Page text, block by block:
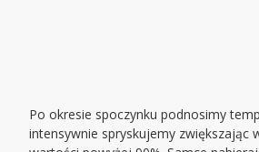
Po okresie spoczynku podnosimy
intensywnie spryskujemy zwiększając